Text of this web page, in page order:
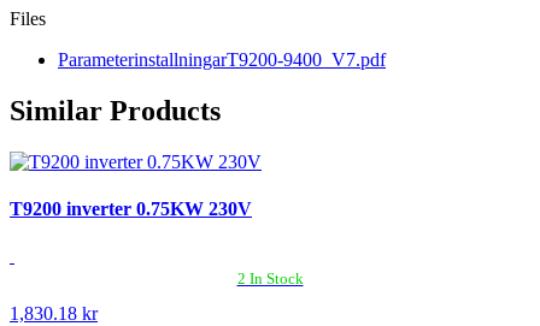
Files
ParameterinstallningarT9200-9400_V7.pdf
Similar Products
T9200 inverter 0.75KW 230V
2 In Stock
1,830.18 kr